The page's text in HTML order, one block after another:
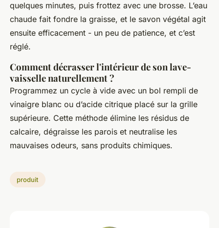
quelques minutes, puis frottez avec une brosse. L’eau
chaude fait fondre la graisse, et le savon végétal agit
ensuite efficacement - un peu de patience, et c’est
réglé.
Comment décrasser l'intérieur de son lave-
vaisselle naturellement ?
Programmez un cycle à vide avec un bol rempli de
vinaigre blanc ou d’acide citrique placé sur la grille
supérieure. Cette méthode élimine les résidus de
calcaire, dégraisse les parois et neutralise les
mauvaises odeurs, sans produits chimiques.
produit